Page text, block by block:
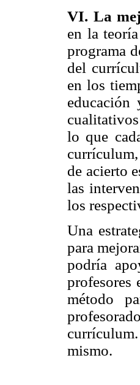
VI. La
en la
programa
del
en los
educación
lo que
de acierto
las
los
Una
para
podría
método
mismo.